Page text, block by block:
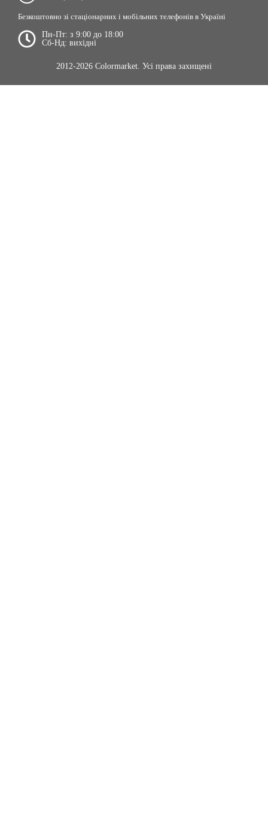
Безкоштовно зі стаціонарних і мобільних телефонів в Україні
Пн-Пт: з 9:00 до 18:00
Сб-Нд: вихідні
2012-2026 Colormarket. Усі права захищені